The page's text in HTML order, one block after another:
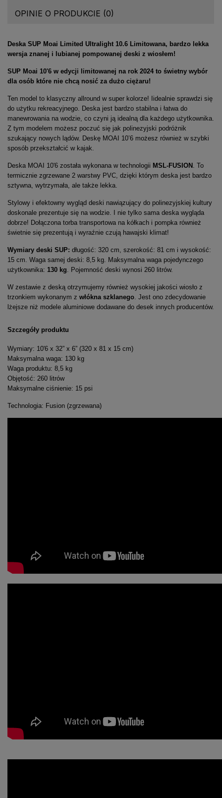
OPINIE O PRODUKCIE (0)
Deska SUP Moai Limited U ltralight 10.6 Limitowana, bardzo lekka
wersja znanej i lubianej pompowanej deski z wiosłem!
SUP Moai 10'6 w edycji limitowanej na rok 2024 to świetny wybór
dla osób które nie chcą nosić za dużo ciężaru!
Ten model to klasyczny allround w super kolorze! Iidealnie sprawdzi się
do użytku rekreacyjnego. Deska jest bardzo stabilna i łatwa do
manewrowania na wodzie, co czyni ją idealną dla każdego użytkownika.
Z tym modelem możesz poczuć się jak polinezyjski podróżnik
szukający nowych lądów. Deskę MOAI 10’6 możesz również w szybki
sposób przekształcić w kajak.
Deska MOAI 10'6 została wykonana w technologii MSL-FUSION . To
termicznie zgrzewane 2 warstwy PVC, dzięki którym deska jest bardzo
sztywna, wytrzymała, ale także lekka.
Stylowy i efektowny wygląd deski nawiązujący do polinezyjskiej kultury
doskonale prezentuje się na wodzie. I nie tylko sama deska wygląda
dobrze! Dołączona torba transportowa na kółkach i pompka również
świetnie się prezentują i wyraźnie czują hawajski klimat!
Wymiary deski SUP: długość: 320 cm, szerokość: 81 cm i wysokość:
15 cm. Waga samej deski: 8,5 kg. Maksymalna waga pojedynczego
użytkownika: 130 kg. Pojemność deski wynosi 260 litrów.
W zestawie z deską otrzymujemy również wysokiej jakości wiosło z
trzonkiem wykonanym z włókna szklanego. Jest ono zdecydowanie
lżejsze niż modele aluminiowe dodawane do desek innych producentów.
Szczegóły produktu
Wymiary: 10'6 x 32” x 6” (320 x 81 x 15 cm)
Maksymalna waga: 130 kg
Waga produktu: 8,5 kg
Objętość: 260 litrów
Maksymalne ciśnienie: 15 psi
Technologia: Fusion (zgrzewana)